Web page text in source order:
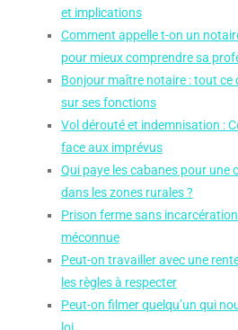
et implications
Comment appelle t-on un
pour mieux comprendre sa
Bonjour maître notaire : tout ce
sur ses fonctions
Vol dérouté et indemnisation :
face aux imprévus
Qui paye les cabanes pour une
dans les zones rurales ?
Prison ferme sans
méconnue
Peut-on travailler avec une
les règles à respecter
Peut-on filmer quelqu’un qui